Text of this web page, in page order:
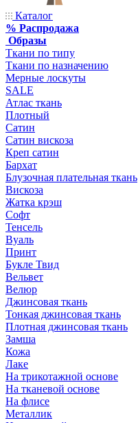
Каталог
% Распродажа
Образы
Ткани по типу
Ткани по назначению
Мерные лоскуты
SALE
Атлас ткань
Плотный
Сатин
Сатин вискоза
Креп сатин
Бархат
Блузочная плательная ткань
Вискоза
Жатка крэш
Софт
Тенсель
Вуаль
Принт
Букле Твид
Вельвет
Велюр
Джинсовая ткань
Тонкая джинсовая ткань
Плотная джинсовая ткань
Замша
Кожа
Лаке
На трикотажной основе
На тканевой основе
На флисе
Металлик